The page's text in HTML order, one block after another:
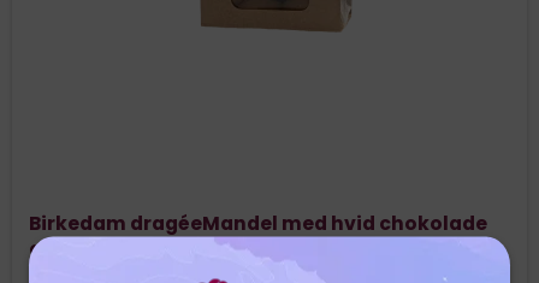
Birkedam dragéeMandel med hvid chokolade
og lakridspulver